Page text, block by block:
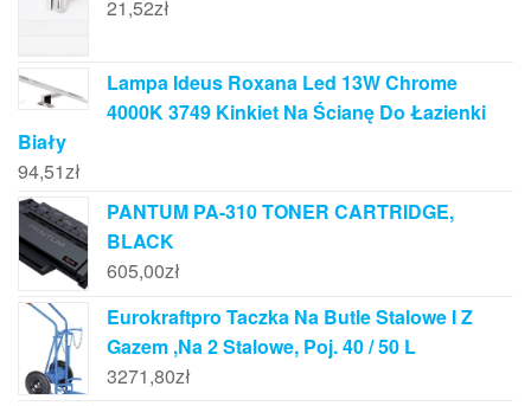
21,52zł
Lampa Ideus Roxana Led 13W Chrome
4000K 3749 Kinkiet Na Ścianę Do Łazienki
Biały
94,51zł
PANTUM PA-310 TONER CARTRIDGE,
BLACK
605,00zł
Eurokraftpro Taczka Na Butle Stalowe I Z
Gazem ,Na 2 Stalowe, Poj. 40 / 50 L
3271,80zł